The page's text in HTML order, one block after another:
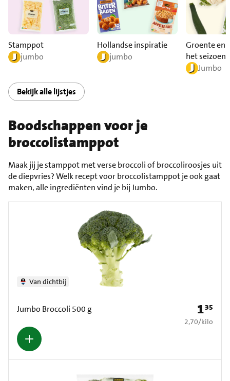
Stamppot
jumbo
Hollandse inspiratie
jumbo
Groente en
het seizoen
Jumbo
Bekijk alle lijstjes
Boodschappen voor je
broccolistamppot
Maak jij je stamppot met verse broccoli of broccoliroosjes uit
de diepvries? Welk recept voor broccolistamppot je ook gaat
maken, alle ingrediënten vind je bij Jumbo.
Jumbo Broccoli 500 g
Van dichtbij
Prijs: €
135
€ 2,70 per kilo
2,70/kilo